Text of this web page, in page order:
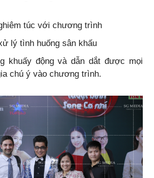
túc với chương trình
lý tình huống sân khấu
khuấy động và dẫn dắt được mọi
chú ý vào chương trình.